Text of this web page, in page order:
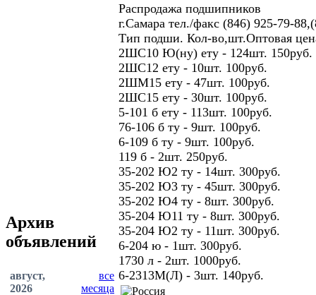
Архив
объявлений
август,
2026
все
месяца
Распродажа подшипников
г.Самара тел./факс (846) 925-79-
Тип подши. Кол-во,шт.Оптовая
2ШС10 Ю(ну) ету - 124шт. 150руб.
2ШС12 ету - 10шт. 100руб.
2ШМ15 ету - 47шт. 100руб.
2ШС15 ету - 30шт. 100руб.
5-101 б ету - 113шт. 100руб.
76-106 б ту - 9шт. 100руб.
6-109 б ту - 9шт. 100руб.
119 б - 2шт. 250руб.
35-202 Ю2 ту - 14шт. 300руб.
35-202 Ю3 ту - 45шт. 300руб.
35-202 Ю4 ту - 8шт. 300руб.
35-204 Ю11 ту - 8шт. 300руб.
35-204 Ю2 ту - 11шт. 300руб.
6-204 ю - 1шт. 300руб.
1730 л - 2шт. 1000руб.
6-2313М(Л) - 3шт. 140руб.